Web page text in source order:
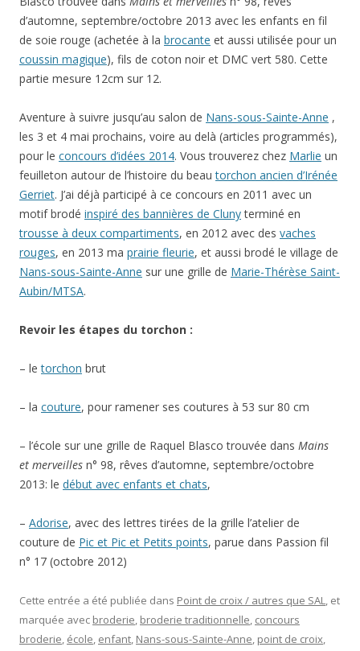
d’automne, septembre/octobre 2013 avec les enfants en fil
de soie rouge (achetée à la brocante et aussi utilisée pour un
coussin magique), fils de coton noir et DMC vert 580. Cette
partie mesure 12cm sur 12.
Aventure à suivre jusqu’au salon de Nans-sous-Sainte-Anne ,
les 3 et 4 mai prochains, voire au delà (articles programmés),
pour le concours d’idées 2014. Vous trouverez chez Marlie un
feuilleton autour de l’histoire du beautorchon ancien d’Irénée
Gerriet. J’ai déjà participé à ce concours en 2011 avec un
motif brodé inspiré des bannières de Clunyterminé en
trousse à deux compartiments, en 2012 avec des vaches
rouges, en 2013 ma prairie fleurie, et aussi brodé le village de
Nans-sous-Sainte-Anne sur une grille de Marie-Thérèse Saint-
Aubin/MTSA.
Revoir les étapes du torchon :
– letorchon brut
– la couture, pour ramener ses coutures à 53 sur 80 cm
– l’école sur une grille de Raquel Blasco trouvée dans Mains
et merveilles n° 98, rêves d’automne, septembre/octobre
2013: le début avec enfants et chats,
– Adorise, avec des lettres tirées de la grille l’atelier de
couture de Pic et Pic et Petits points, parue dans Passion fil
n° 17 (octobre 2012)
Cette entrée a été publiée dans Point de croix / autres que SAL, et
marquée avec broderie, broderie traditionnelle, concours
broderie, école, enfant, Nans-sous-Sainte-Anne, point de croix,